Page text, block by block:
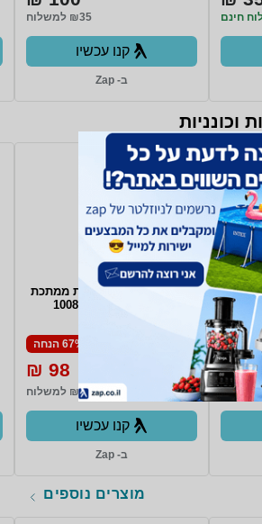
חינם ₪35 למשלוח
קנו עכשיו
ב- Zap
וכונניות
לד דגם אפרת EFRAT מבית
כוננית מדפים מודולרית ממתכת
67% הנחה
98 ₪
₪35 למשלוח
קנו עכשיו
ב- Zap
מוצרים נוספים